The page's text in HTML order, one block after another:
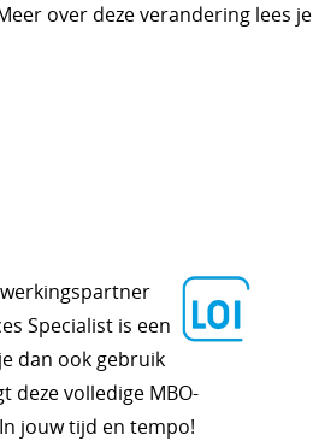
over deze verandering lees je
Specialist is een
dan ook gebruik
deze volledige MBO-
jouw tijd en tempo!